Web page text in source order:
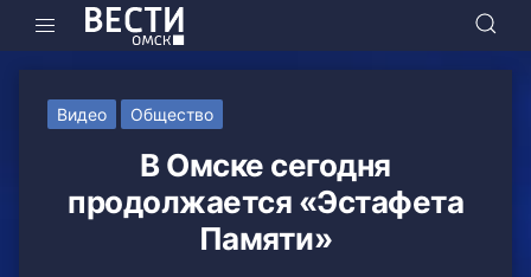
Видео Общество
В Омске сегодня
продолжается «Эстафета
Памяти»